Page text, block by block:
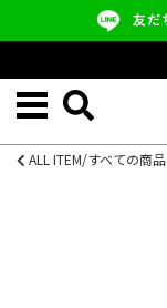
ALL ITEM/すべての商品